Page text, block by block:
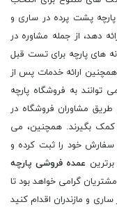
پشت پرده در ساری و
دهد، از جمله مشاوره در
های پارچه برای تست قبل
ارائه خدمات پس از
به فروشگاه پارچه
مشاوران فروشگاه در
کمک بگیرند. همچنین، می
سفارش خود را ثبت کرده و
عمده فروشی پارچه
گرامی خواهد بود تا
و مازندران اقدام کنید